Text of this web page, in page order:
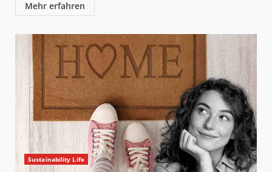
Mehr erfahren
Sustainability Life